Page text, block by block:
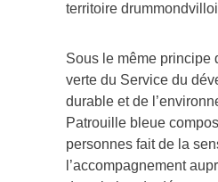
territoire
Sous le même principe
verte du Service du
durable et de
Patrouille bleue
personnes fait de la
l’accompagnement